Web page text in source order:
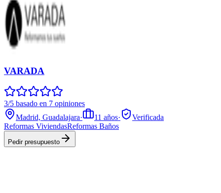
VARADA
3/5 basado en 7 opiniones
Madrid, Guadalajara· 11 años·
Verificada
Reformas ViviendasReformas Baños
Pedir presupuesto